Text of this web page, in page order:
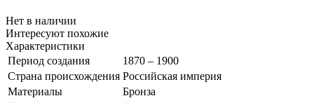
Нет в наличии
Интересуют похожие
Характеристики
Период создания
1870 – 1900
Страна происхождения Российская империя
Материалы
Бронза